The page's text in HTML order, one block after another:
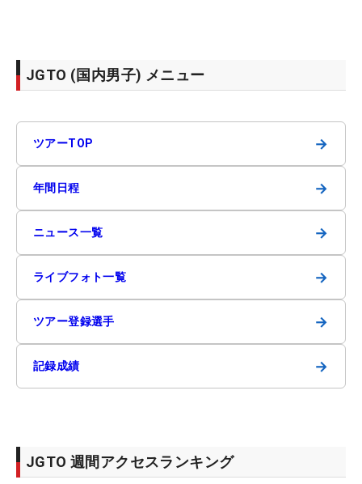
JGTO (国内男子) メニュー
ツアーTOP →
年間日程 →
ニュース一覧 →
ライブフォト一覧 →
ツアー登録選手 →
記録成績 →
JGTO 週間アクセスランキング